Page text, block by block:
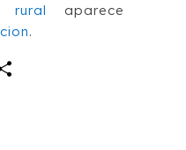
rural aparece
.